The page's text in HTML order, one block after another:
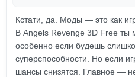
Кстати, да. Моды — это как
В Angels Revenge 3D Free ты
особенно если будешь
суперспособности. Но если
шансы снизятся. Главное —